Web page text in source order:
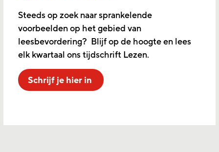
Steeds op zoek naar sprankelende
voorbeelden op het gebied van
leesbevordering? Blijf op de hoogte en lees
elk kwartaal ons tijdschrift Lezen.
Schrijf je hier in